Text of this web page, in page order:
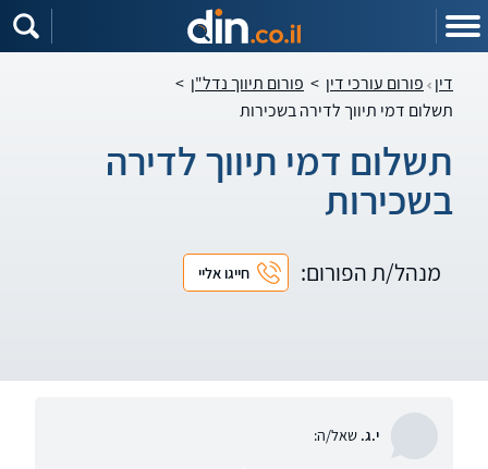
דין פורום עורכי דין > פורום תיווך נדל"ן >
תשלום דמי תיווך לדירה בשכירות
תשלום דמי תיווך לדירה
בשכירות
מנהל/ת הפורום: חייגו אליי
י.ג. שאל/ה: